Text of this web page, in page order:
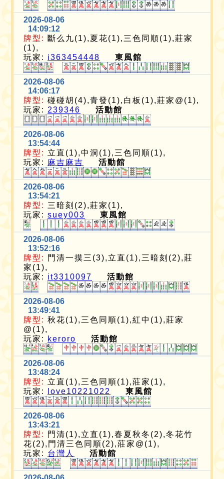
2026-08-06
14:09:12
牌型: 斷么九(1),夏花(1),三色同順(1),莊家
(1),
玩家: i363454448 東風館
2026-08-06
14:06:17
牌型: 碰碰胡(4),青發(1),白板(1),莊家@(1),
玩家: 239346 活動館
2026-08-06
13:54:44
牌型: 立直(1),中洞(1),三色同順(1),
玩家: 麻吉麻吉 活動館
2026-08-06
13:54:21
牌型: 三暗刻(2),莊家(1),
玩家:suey003 東風館
2026-08-06
13:52:16
牌型:
門清一摸三(3),立直(1),三暗刻(2),莊
家(1),
玩家: it3310097 活動館
2026-08-06
13:49:41
牌型: 秋花(1),三色同順(1),紅中(1),莊家
@(1),
玩家:
keroro 活動館
2026-08-06
13:48:24
牌型: 立直(1),三色同順(1),莊家(1),
玩家:
love10221022 東風館
2026-08-06
13:43:21
牌型:
門清(1),立直(1),春夏秋冬(2),冬花竹
花(2),門清三色同順(2),莊家@(1),
玩家: 台灣人 活動館